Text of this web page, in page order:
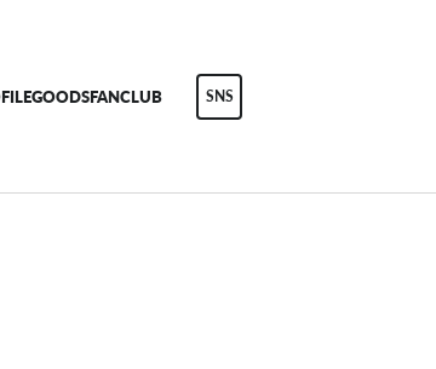
GOODSFANCLUB SNS